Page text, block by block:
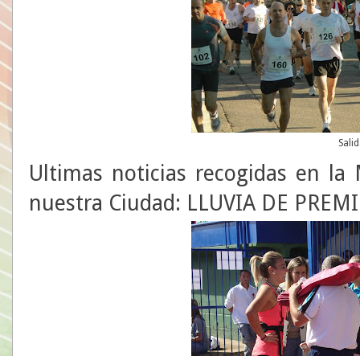
Ultimas noticias recogidas en
nuestra Ciudad: LLUVIA DE